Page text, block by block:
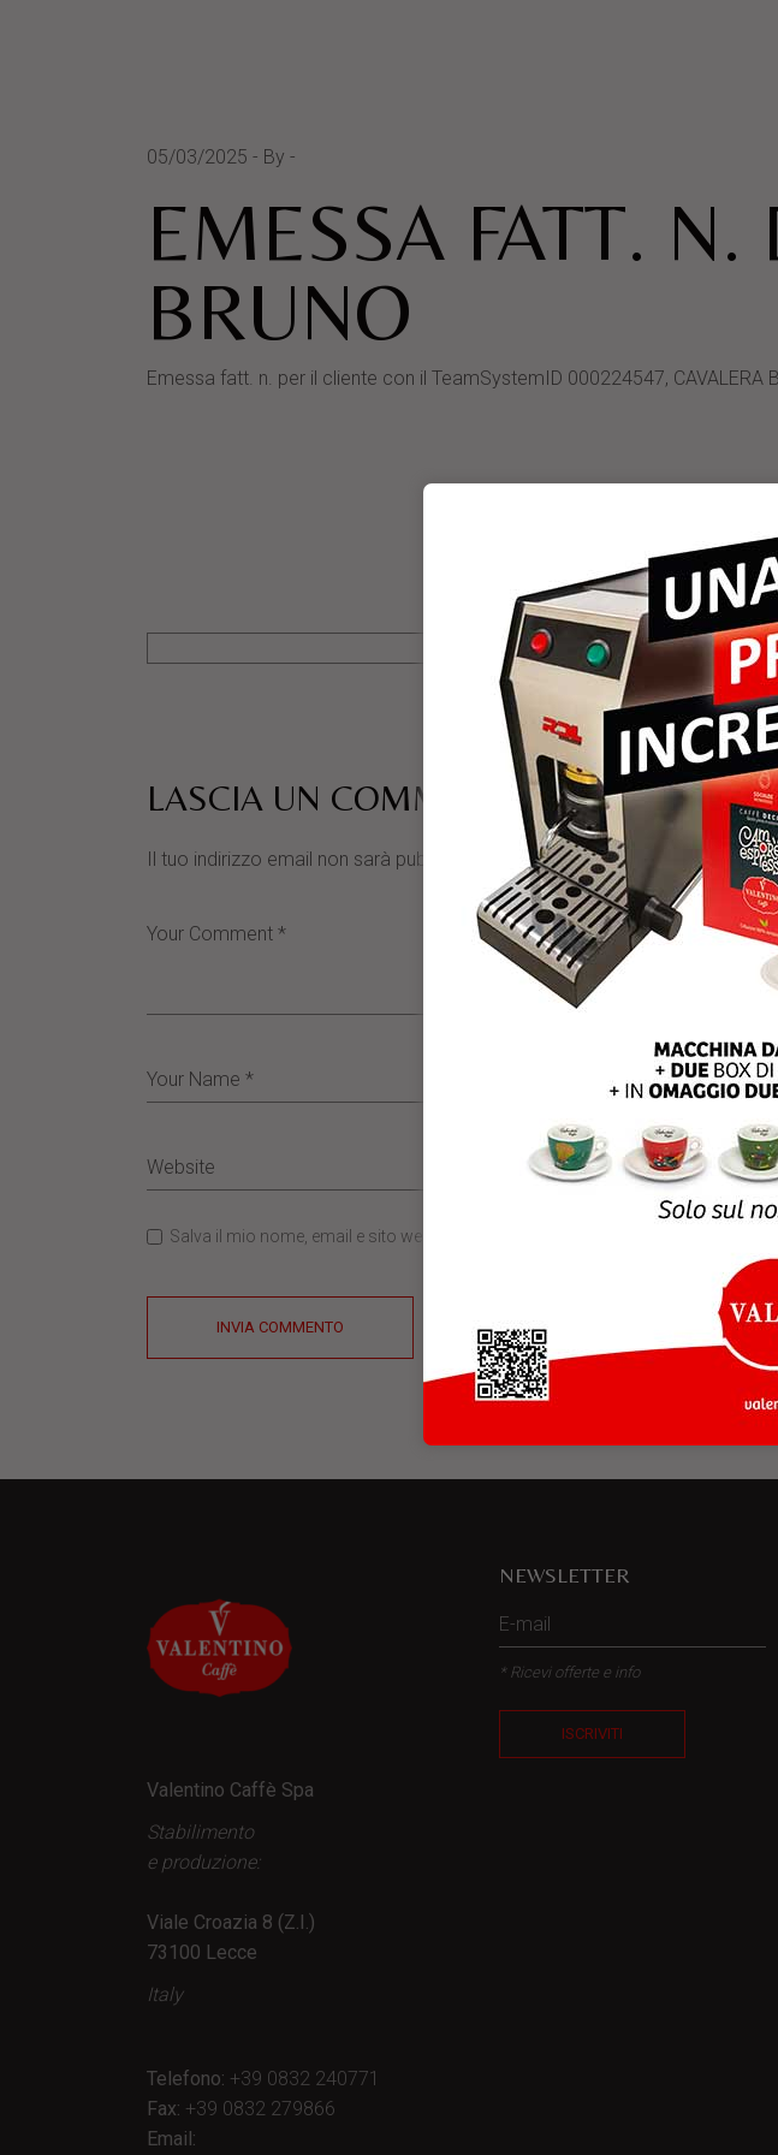
05/03/2025 By
EMESSA FATT.
BRUNO
Emessa fatt. n. per il cliente con il TeamSystemID 000224547, CAVALERA
LASCIA UN COMMENTO
Il tuo indirizzo email non sarà pubblicato. I campi obbligatori sono
Salva il mio nome, email e sito web in questo browser per la prossima volta che
INVIA COMMENTO
Valentino Caffè Spa
Stabilimento
e produzione:
Viale Croazia 8 (Z.I.)
73100 Lecce
Italy
Telefono: +39 0832 240771
Fax: +39 0832 279866
Email:
NEWSLETTER
* Ricevi offerte e info
ISCRIVITI